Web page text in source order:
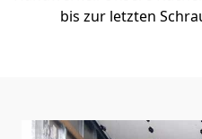
bis zur letzten